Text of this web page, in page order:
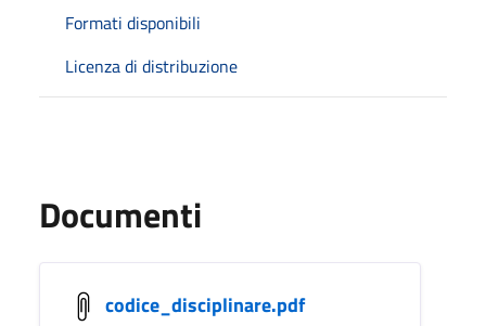
Formati disponibili
Licenza di distribuzione
Documenti
codice_disciplinare.pdf